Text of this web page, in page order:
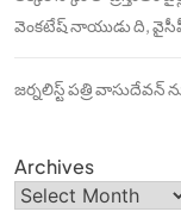
వెంకటేష్ నాయుడు ది,
జర్నలిస్ట్ పత్రి
Archives